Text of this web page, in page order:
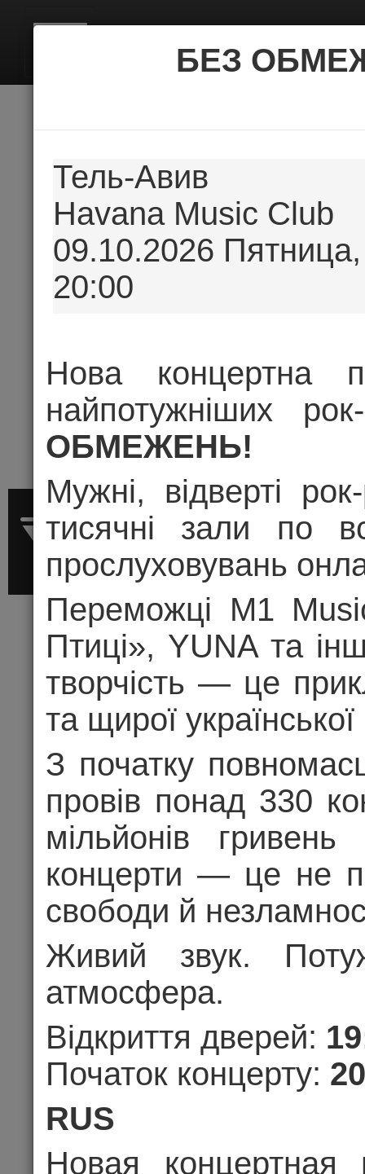
«Где
Цена
КОНЦЕРТ
БЕЗ
Тель-Авив
Havana Music Club
09.10.2026 Пятница,
20:00
Нова концертна
найпотужніших
ОБМЕЖЕНЬ!
Мужні, відверті
тисячні зали по
прослуховувань
Переможці M1
Птиці», YUNA та
творчість — це
та щирої
З початку
провів понад 330
мільйонів
концерти — це не
свободи й
Живий звук.
атмосфера.
Відкриття дверей:
Початок концерту:
RUS
Новая